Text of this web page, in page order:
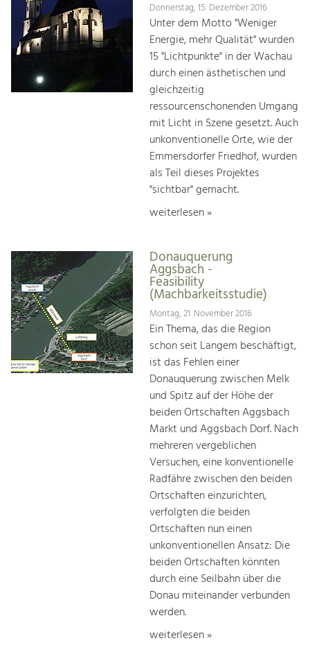
Donnerstag, 15. Dezember 2016
Unter dem Motto "Weniger
Energie, mehr Qualität" wurden
15 "Lichtpunkte" in der Wachau
durch einen ästhetischen und
gleichzeitig
ressourcenschonenden Umgang
mit Licht in Szene gesetzt. Auch
unkonventionelle Orte, wie der
Emmersdorfer Friedhof, wurden
als Teil dieses Projektes
"sichtbar" gemacht.
weiterlesen »
Donauquerung
Aggsbach -
Feasibility
(Machbarkeitsstudie)
Montag, 21. November 2016
Ein Thema, das die Region
schon seit Langem beschäftigt,
ist das Fehlen einer
Donauquerung zwischen Melk
und Spitz auf der Höhe der
beiden Ortschaften Aggsbach
Markt und Aggsbach Dorf. Nach
mehreren vergeblichen
Versuchen, eine konventionelle
Radfähre zwischen den beiden
Ortschaften einzurichten,
verfolgten die beiden
Ortschaften nun einen
unkonventionellen Ansatz: Die
beiden Ortschaften könnten
durch eine Seilbahn über die
Donau miteinander verbunden
werden.
weiterlesen »